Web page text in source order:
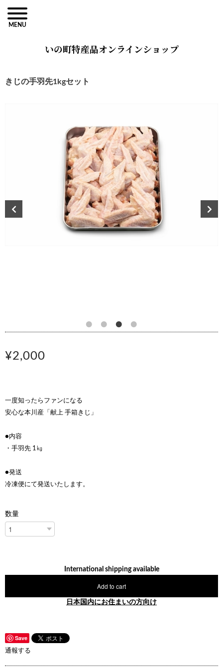
MENU
いの町特産品オンラインショップ
きじの手羽先1kgセット
¥2,000
一度知ったらファンになる
安心な本川産「献上 手箱きじ」
●内容
・手羽先 1㎏
●発送
冷凍便にて発送いたします。
数量
International shipping available
Add to cart
日本国内にお住まいの方向け
Save
通報する